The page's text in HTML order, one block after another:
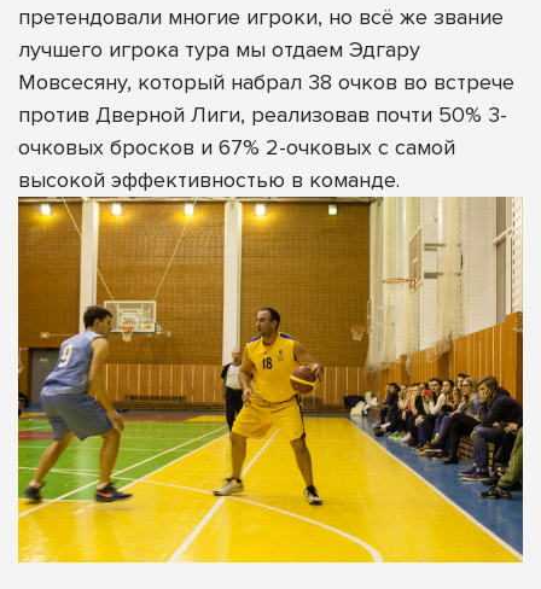
претендовали многие игроки, но всё же звание
лучшего игрока тура мы отдаем Эдгару
Мовсесяну, который набрал 38 очков во встрече
против Дверной Лиги, реализовав почти 50% 3-
очковых бросков и 67% 2-очковых с самой
высокой эффективностью в команде.